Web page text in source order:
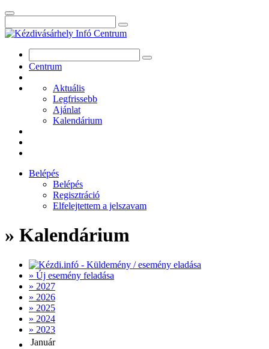
Centrum
Aktuális
Legfrissebb
Ajánlat
Kalendárium
Belépés
Belépés
Regisztráció
Elfelejtettem a jelszavam
» Kalendárium
» Új esemény feladása
» 2027
» 2026
» 2025
» 2024
» 2023
Január